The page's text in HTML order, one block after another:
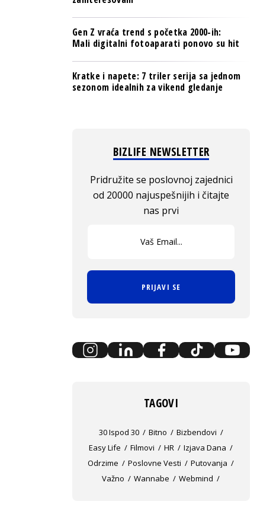
Gen Z vraća trend s početka 2000-ih:
Mali digitalni fotoaparati ponovo su hit
Kratke i napete: 7 triler serija sa jednom
sezonom idealnih za vikend gledanje
BIZLIFE NEWSLETTER
Pridružite se poslovnoj zajednici
od 20000 najuspešnijih i čitajte
nas prvi
PRIJAVI SE
TAGOVI
30 Ispod 30 Bitno
Bizbendovi
Easy Life
Filmovi HR
Izjava Dana
Odrzime
Poslovne Vesti
Putovanja
Važno
Wannabe Webmind